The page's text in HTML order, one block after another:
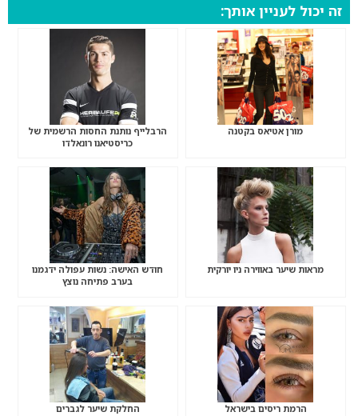
זה יכול לעניין אותך:
מורן אטיאס בקטנה
הרבלייף נותנת החסות הרשמית של
כריסטיאנו רונאלדו
מראות שיער באווירה ניו יורקית
חודש האישה: נשות עפולה ידגמנו
בערב פתיחה נוצץ
הרמת ריסים בישראל החלקת שיער לגברים